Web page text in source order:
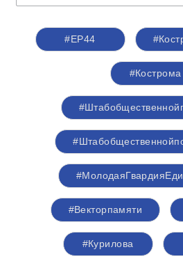
#ЕР44
#Кострома
#Векторпамяти
#Курилова